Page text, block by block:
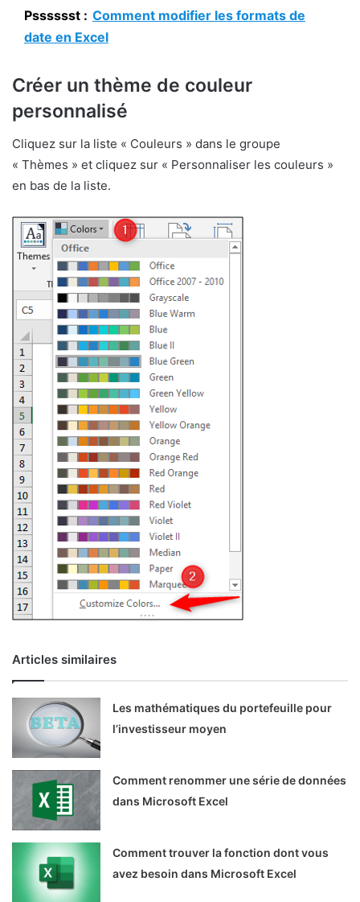
Psssssst : Comment modifier les formats de
date en Excel
Créer un thème de couleur
personnalisé
Cliquez sur la liste « Couleurs » dans le groupe
« Thèmes » et cliquez sur « Personnaliser les couleurs »
en bas de la liste.
Articles similaires
Les mathématiques du portefeuille pour
l’investisseur moyen
Comment renommer une série de données
dans Microsoft Excel
Comment trouver la fonction dont vous
avez besoin dans Microsoft Excel